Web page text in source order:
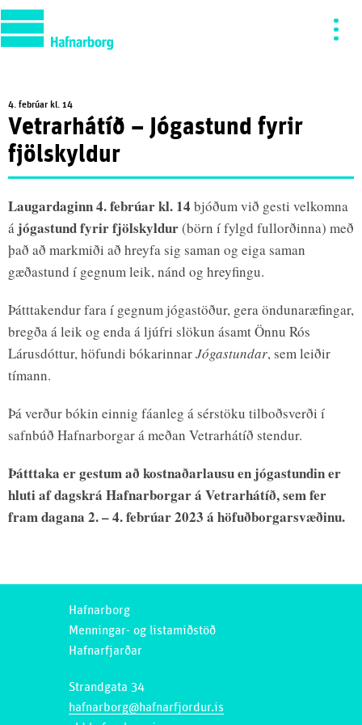
4. febrúar kl. 14
Vetrarhátíð – Jógastund fyrir
fjölskyldur
Laugardaginn 4. febrúar kl. 14 bjóðum við gesti velkomna
á jógastundfyrir fjölskyldur(börn í fylgd fullorðinna) með
það að markmiði að hreyfa sig saman og eiga saman
gæðastund í gegnum leik, nánd og hreyfingu.
Þátttakendur fara í gegnum jógastöður, gera öndunaræfingar,
bregða á leik og enda á ljúfri slökun ásamt Önnu Rós
Lárusdóttur, höfundi bókarinnarJógastundar, sem leiðir
tímann.
Þá verður bókin einnig fáanleg á sérstöku tilboðsverði í
safnbúð Hafnarborgar á meðan Vetrarhátíð stendur.
Þátttaka er gestum að kostnaðarlausu en jógastundin er
hluti af dagskrá Hafnarborgar á Vetrarhátíð, sem fer
fram dagana 2. – 4. febrúar 2023 á höfuðborgarsvæðinu.
Hafnarborg
Menningar- og listamiðstöð
Hafnarfjarðar
Strandgata 34
hafnarborg@hafnarfjordur.is